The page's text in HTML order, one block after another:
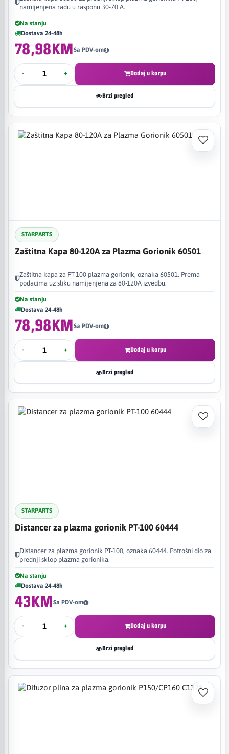
namijenjena radu u rasponu 30-70 A.
Na stanju
Dostava 24-48h
78,98KMSa PDV-om
- + Dodaj u korpu
Brzi pregled
STARPARTS
Zaštitna Kapa 80-120A za Plazma Gorionik 60501
Zaštitna kapa za PT-100 plazma gorionik, oznaka 60501. Prema
podacima uz sliku namijenjena za 80-120A izvedbu.
Na stanju
Dostava 24-48h
78,98KMSa PDV-om
- + Dodaj u korpu
Brzi pregled
STARPARTS
Distancer za plazma gorionik PT-100 60444
Distancer za plazma gorionik PT-100, oznaka 60444. Potrošni dio za
prednji sklop plazma gorionika.
Na stanju
Dostava 24-48h
43KMSa PDV-om
- + Dodaj u korpu
Brzi pregled